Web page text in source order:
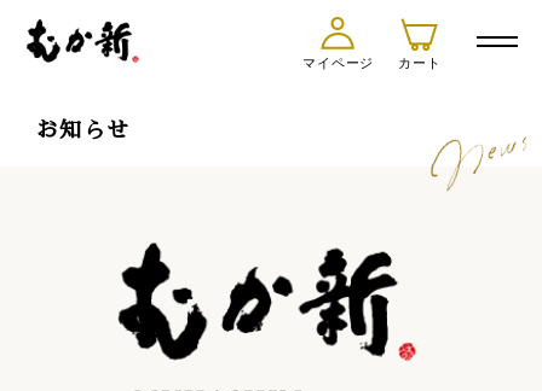
マイページ カート
お知らせ